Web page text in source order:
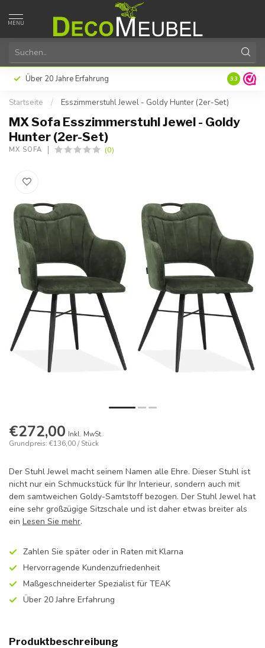
MENU
Über 20 Jahre Erfahrung 9.3
Startseite / Esszimmerstuhl Jewel - Goldy Hunter (2er-Set)
MX Sofa Esszimmerstuhl Jewel - Goldy
Hunter (2er-Set)
MX SOFA (0)
€272,00 Inkl. MwSt.
Grundpreis: €136,00 / Stück
Der Stuhl Jewel macht seinem Namen alle Ehre. Dieser Stuhl ist
nicht nur ein Schmuckstück für Ihr Interieur, sondern auch mit
dem samtweichen Goldy-Samtstoff bezogen. Der Stuhl Jewel hat
eine sehr großzügige Sitzschale und ist daher etwas breiter als
ein Lesen Sie mehr.
Zahlen Sie später oder in Raten mit Klarna
Hervorragende Kundenzufriedenheit
Maßgeschneiderter Spezialist für TEAK
Über 20 Jahre Erfahrung
Produktbeschreibung